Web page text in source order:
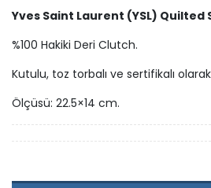
Yves Saint Laurent (YSL) Quilted
%100 Hakiki Deri Clutch.
Kutulu, toz torbalı ve sertifikalı
Ölçüsü: 22.5×14 cm.